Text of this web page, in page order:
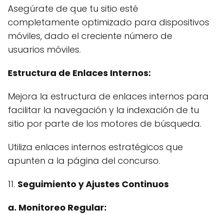
Asegúrate de que tu sitio esté
completamente optimizado para dispositivos
móviles, dado el creciente número de
usuarios móviles.
Estructura de Enlaces Internos:
Mejora la estructura de enlaces internos para
facilitar la navegación y la indexación de tu
sitio por parte de los motores de búsqueda.
Utiliza enlaces internos estratégicos que
apunten a la página del concurso.
11. Seguimiento y Ajustes Continuos
a. Monitoreo Regular: